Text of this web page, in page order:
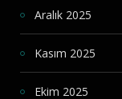
Aralık 2025
Kasım 2025
Ekim 2025